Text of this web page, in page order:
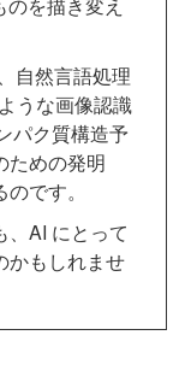
自然言語処理
うな画像認識
パク質構造予
ための発明
です。
AI にとって
かもしれませ